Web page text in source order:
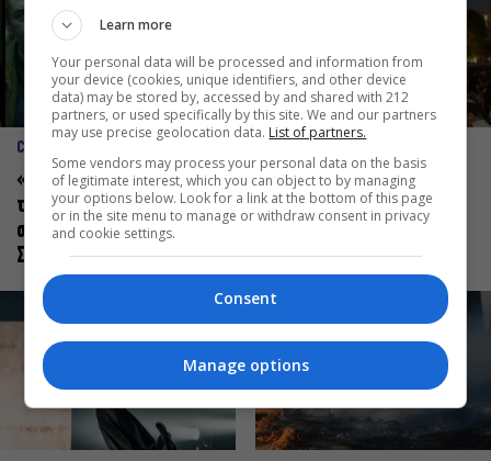
CINE NEWS
«Ριφιφί»: Σε Α’
τηλεοπτική προβολή η
σειρά φαινόμενο του
Σωτήρη Τσαφούλια
Σαββατοκύριακο χωρίς
πορτοφόλι: 8 δωρεάν
εκδηλώσεις για το ΣΚ 8-9
Αυγούστου
Learn more
Your personal data will be processed and information from
your device (cookies, unique identifiers, and other device
data) may be stored by, accessed by and shared with 212
partners, or used specifically by this site. We and our partners
may use precise geolocation data. List of partners.
Some vendors may process your personal data on the basis
of legitimate interest, which you can object to by managing
your options below. Look for a link at the bottom of this page
or in the site menu to manage or withdraw consent in privacy
and cookie settings.
Consent
Manage options